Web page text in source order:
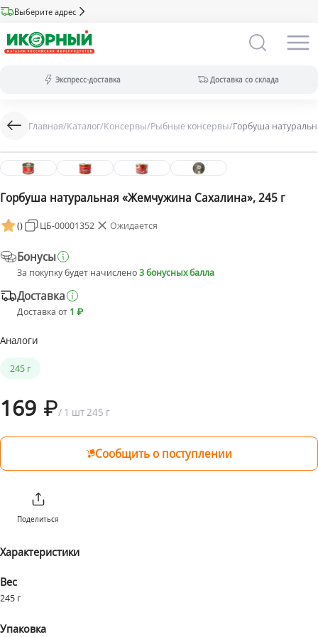
Выберите адрес
Экспресс-доставка Доставка со склада
Экспресс-доставка:за 2 часа из магазина (ассортимент
Оплата только на сайте.
Доставка со склада:в течение дня
(максимальный ассортимент).
Доступны все виды оплат.
Главная/Каталог/Консервы/Рыбные консервы/Горбуша
Горбуша натуральная «Жемчужина Сахалина», 245 г
() ЦБ-00001352 Ожидается
Бонусы
За покупку будет начислено3 бонусных балла
Доставка
Доставка от 1 ₽
Аналоги
245 г
169 / 1 шт245 г
Сообщить о поступлении
Поделиться
Характеристики
Вес
245 г
Упаковка